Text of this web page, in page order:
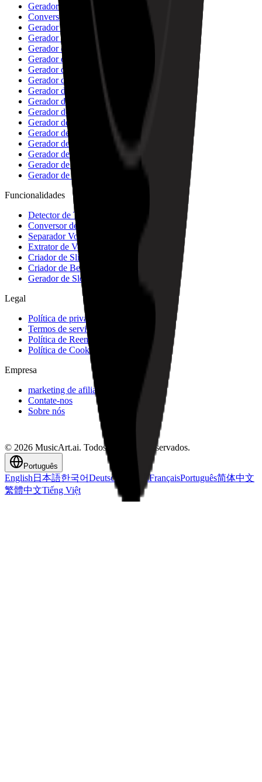
Gerador de rap de IA
Conversor Lofi IA
Gerador de Pop IA
Gerador de Rock IA
Gerador de Jazz IA
Gerador de EDM IA
Gerador de R&B IA
Gerador de Blues IA
Gerador de Folk IA
Gerador de Metal IA
Gerador de Música Punk
Gerador de Música Funk
Gerador de Música Techno
Gerador de Música House
Gerador de Música Trap
Gerador de Música Ambiente
Gerador de Música K-pop
Funcionalidades
Detector de Tom e BPM
Conversor de áudio para MIDI
Separador Vocal
Extrator de Vocal
Criador de Slideshow
Criador de Beats de Rap
Gerador de Slowed e Reverb
Legal
Política de privacidade
Termos de serviço
Política de Reembolso
Política de Cookies
Empresa
marketing de afiliados
Contate-nos
Sobre nós
© 2026 MusicArt.ai. Todos os direitos reservados.
Português
English 日本語한국어Deutsch EspañolFrançaisPortuguês简体中文
繁體中文Tiếng Việt